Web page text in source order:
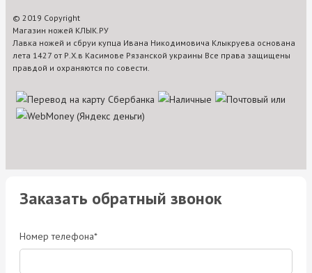
© 2019 Copyright
Магазин ножей КЛЫК.РУ
Лавка ножей и сбруи купца Ивана Никодимовича Клыкруева основана
лета 1427 от Р.Х.в Касимове Рязанской украины Все права защищены
правдой и охраняются по совести.
Заказать обратный звонок
Номер телефона*